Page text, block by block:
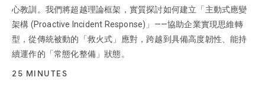
心教訓。我們將超越理論框架，實質探討如何建立「主動式應變
架構 (Proactive Incident Response)」——協助企業實現思維轉
型，從傳統被動的「救火式」應對，跨越到具備高度韌性、能持
續運作的「常態化整備」狀態。
25 MINUTES